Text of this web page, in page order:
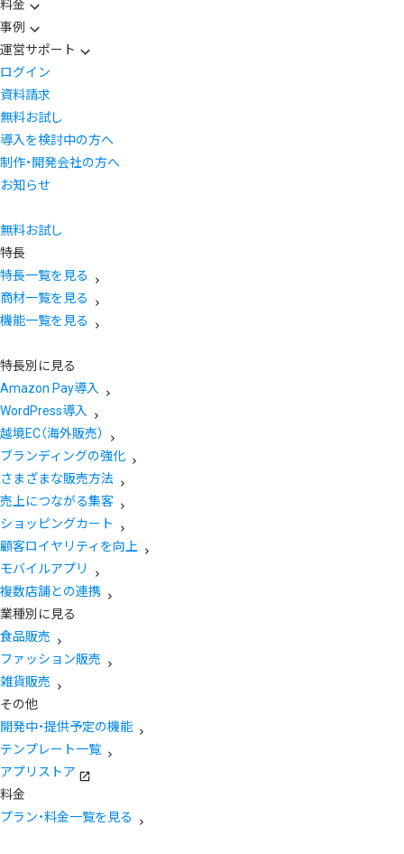
料金
事例
運営サポート
ログイン
資料請求
無料お試し
導入を検討中の方へ
制作・開発会社の方へ
お知らせ
無料お試し
特長
特長一覧を見る
商材一覧を見る
機能一覧を見る
特長別に見る
Amazon Pay導入
WordPress導入
越境EC（海外販売）
ブランディングの強化
さまざまな販売方法
売上につながる集客
ショッピングカート
顧客ロイヤリティを向上
モバイルアプリ
複数店舗との連携
業種別に見る
食品販売
ファッション販売
雑貨販売
その他
開発中・提供予定の機能
テンプレート一覧
アプリストア
料金
プラン・料金一覧を見る